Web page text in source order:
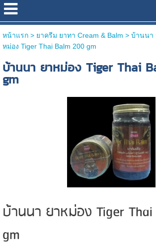
หน้าแรก> ยาครีม ยาทา Cream & Balm > บ้านนา
หม่อง Tiger Thai Balm 200 gm
บ้านนา ยาหม่อง Tiger Thai
gm
บ้านนา ยาหม่อง Tiger
gm